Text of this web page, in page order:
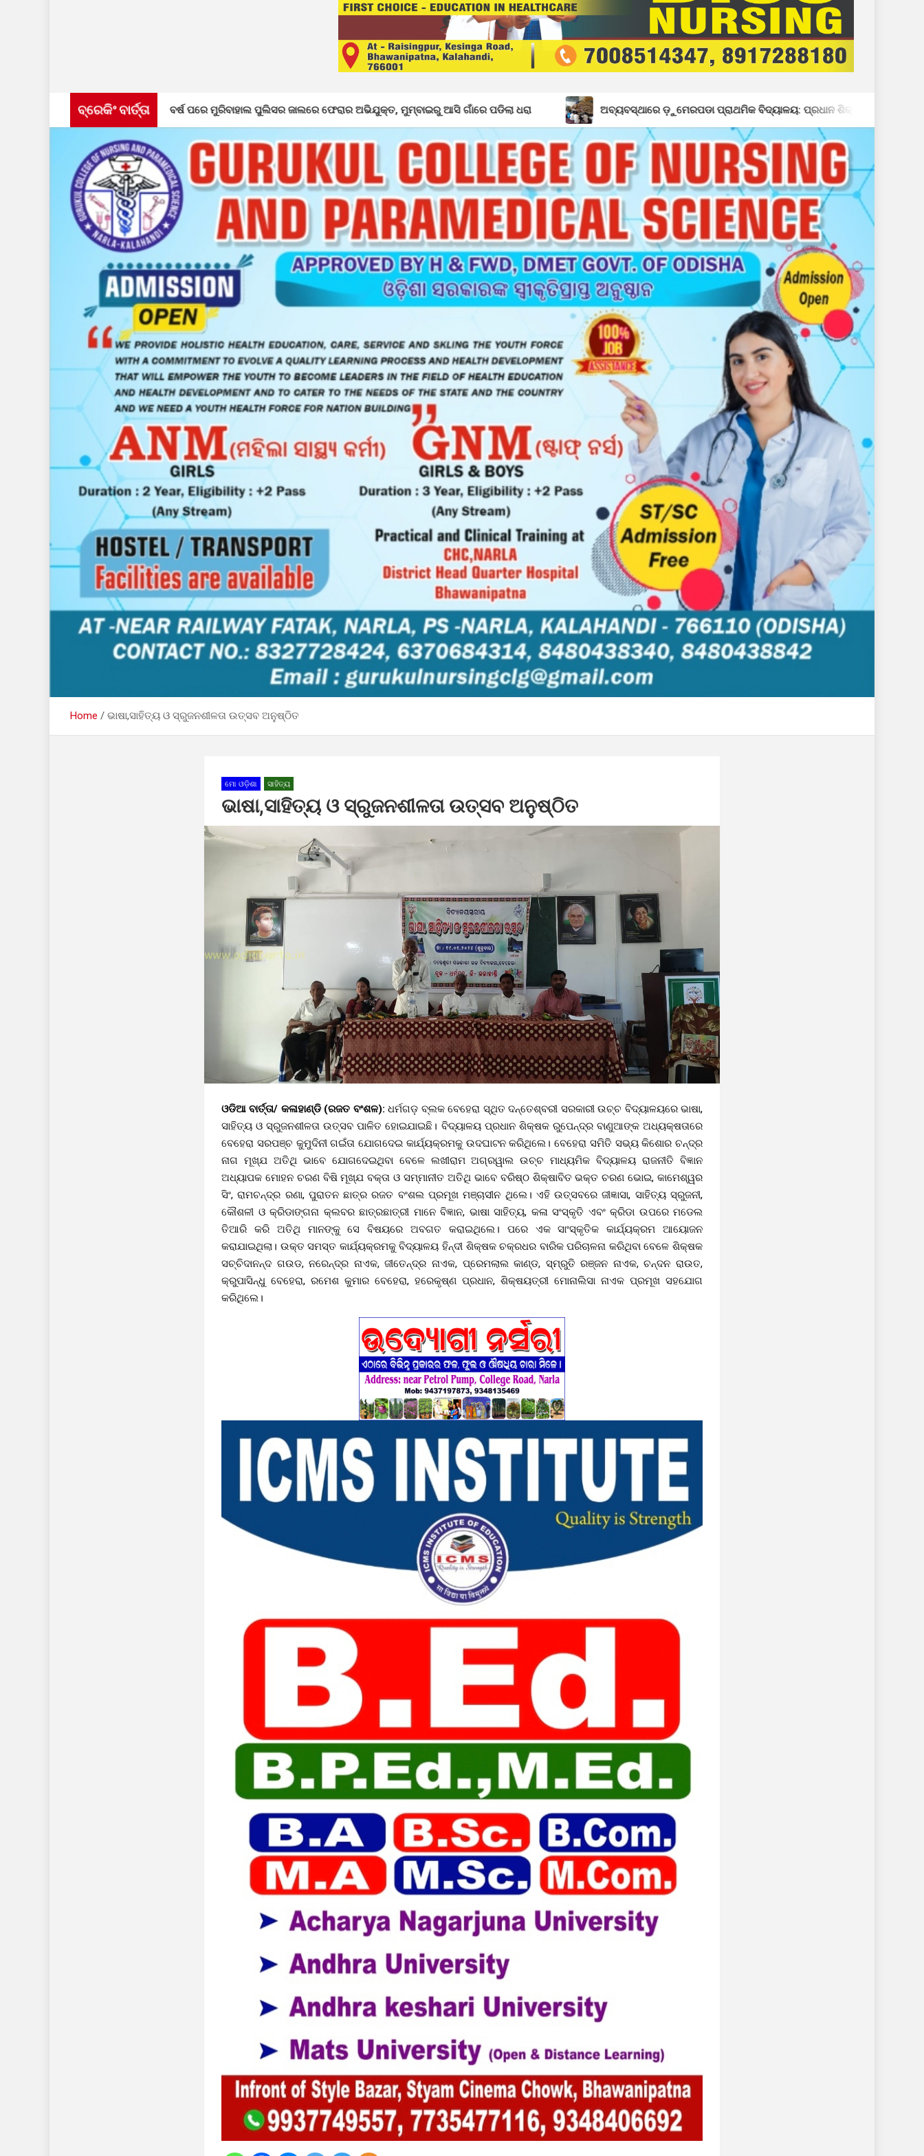
ବ୍ରେକିଂ ବାର୍ତ୍ତା
୮ ବର୍ଷ ପରେ ମୁରିବାହାଲ ପୁଲିସର ଜାଲରେ ଫେରାର ଅଭିଯୁକ୍ତ, ମୁମ୍ବାଇରୁ ଆସି ଗାଁରେ ପଡିଲା ଧରା ଅବ୍ୟବସ୍ଥାରେ ଡ଼ୁମେରପଡା ପ୍ରାଥମିକ ବିଦ୍ୟାଳୟ: ପ୍ରଧାନ ଶିକ୍ଷକଙ୍କ ମନମାନି ଯୋଗୁଁ ଶ୍ରେଣୀ କୋଠରୀରେ
Home ଭାଷା,ସାହିତ୍ୟ ଓ ସ୍ରୁଜନଶୀଳତା ଉତ୍ସବ ଅନୁଷ୍ଠିତ
ମୋ ଓଡ଼ିଶା ସାହିତ୍ୟ
ଭାଷା,ସାହିତ୍ୟ ଓ ସ୍ରୁଜନଶୀଳତା ଉତ୍ସବ ଅନୁଷ୍ଠିତ
ଓଡିଆ ବାର୍ତ୍ତା/ କଳାହାଣ୍ଡି (ରଜତ ବଂଶଳ): ଧର୍ମଗଡ଼ ବ୍ଲକ ବେହେରା ସ୍ଥିତ ଦନ୍ତେଶ୍ବରୀ ସରକାରୀ ଉଚ୍ଚ ବିଦ୍ୟାଳୟରେ ଭାଷା,
ସାହିତ୍ୟ ଓ ସ୍ରୁଜନଶୀଳତା ଉତ୍ସବ ପାଳିତ ହୋଇଯାଇଛି। ବିଦ୍ୟାଳୟ ପ୍ରଧାନ ଶିକ୍ଷକ ରୁପେନ୍ଦ୍ର ବାଣୁଆଙ୍କ ଅଧ୍ୟକ୍ଷତାରେ
ବେହେରା ସରପଞ୍ଚ କୁମୁଦିନୀ ଗଇଁତା ଯୋଗଦେଇ କାର୍ଯ୍ୟକ୍ରମକୁ ଉଦଘାଟନ କରିଥିଲେ। ବେହେରା ସମିତି ସଭ୍ୟ କିଶୋର ଚନ୍ଦ୍ର
ନାଗ ମୂଖ୍ଯ ଅତିଥି ଭାବେ ଯୋଗଦେଇଥିବା ବେଳେ ଲଖୀରାମ ଅଗ୍ରୱାଲ ଉଚ୍ଚ ମାଧ୍ୟମିକ ବିଦ୍ୟାଳୟ ରାଜନୀତି ବିଜ୍ଞାନ
ଅଧ୍ୟାପକ ମୋହନ ଚରଣ ବିଷି ମୂଖ୍ଯ ବକ୍ତା ଓ ସମ୍ମାନୀତ ଅତିଥି ଭାବେ ବରିଷ୍ଠ ଶିକ୍ଷାବିତ ଭକ୍ତ ଚରଣ ଭୋଇ, କାମେଶ୍ୱର
ସିଂ, ରାମଚନ୍ଦ୍ର ରଣା, ପୁରାତନ ଛାତ୍ର ରଜତ ବଂଶଲ ପ୍ରମୂଖ ମଞ୍ଚାସୀନ ଥିଲେ। ଏହି ଉତ୍ସବରେ ଜୀଜ୍ଞାସା, ସାହିତ୍ୟ ସ୍ରୁଜନୀ,
କୌଶଳୀ ଓ କ୍ରିଡାଙ୍ଗନା କ୍ଲବର ଛାତ୍ରଛାତ୍ରୀ ମାନେ ବିଜ୍ଞାନ, ଭାଷା ସାହିତ୍ୟ, କଳା ସଂସ୍କୃତି ଏବଂ କ୍ରିଡା ଉପରେ ମଡେଲ
ତିଆରି କରି ଅତିଥି ମାନଙ୍କୁ ସେ ବିଷୟରେ ଅବଗତ କରାଇଥିଲେ। ପରେ ଏକ ସାଂସ୍କୃତିକ କାର୍ଯ୍ୟକ୍ରମ ଆୟୋଜନ
କରାଯାଇଥିଲା। ଉକ୍ତ ସମସ୍ତ କାର୍ଯ୍ୟକ୍ରମକୁ ବିଦ୍ୟାଳୟ ହିନ୍ଦୀ ଶିକ୍ଷକ ଚକ୍ରଧର ବାରିକ ପରିଚାଳନା କରିଥିବା ବେଳେ ଶିକ୍ଷକ
ସଚ୍ଚିଦାନନ୍ଦ ଗଉଡ, ନରେନ୍ଦ୍ର ନାଏକ, ଜୀତେନ୍ଦ୍ର ନାଏକ, ପ୍ରେମଲାଲ କାଣ୍ଡ, ସ୍ମ୍ରୁତି ରଞ୍ଜନ ନାଏକ, ଚନ୍ଦନ ରାଉତ,
କ୍ରୁପାସିନ୍ଧୁ ବେହେରା, ରମେଶ କୁମାର ବେହେରା, ହରେକୃଷ୍ଣ ପ୍ରଧାନ, ଶିକ୍ଷୟତ୍ରୀ ମୋନାଲିସା ନାଏକ ପ୍ରମୂଖ ସହଯୋଗ
କରିଥିଲେ।